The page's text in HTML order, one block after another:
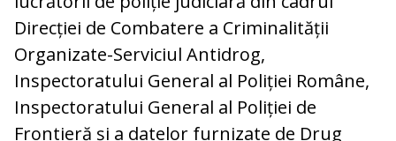
Direcției de Combatere a Criminalității
Organizate-Serviciul Antidrog,
Inspectoratului General al Poliției Române,
Inspectoratului General al Poliției de
Frontieră și a datelor furnizate de Drug